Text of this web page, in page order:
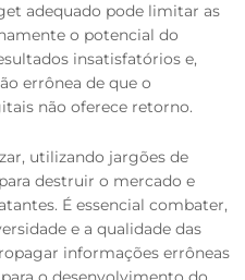
adequado pode limitar as
o potencial do
insatisfatórios e,
errônea de que o
não oferece retorno.
utilizando jargões de
destruir o mercado e
É essencial combater,
e a qualidade das
informações errôneas